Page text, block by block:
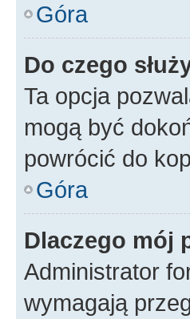
Góra
Do czego
Ta opcja
mogą być
powrócić do
Góra
Dlaczego mój
Administrator
wymagają